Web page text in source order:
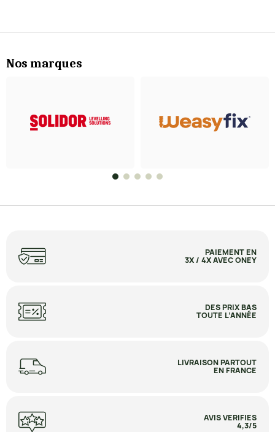
Nos marques
PAIEMENT EN
3X / 4X AVEC ONEY
DES PRIX BAS
TOUTE L’ANNÉE
LIVRAISON PARTOUT
EN FRANCE
AVIS VERIFIES
4,3/5